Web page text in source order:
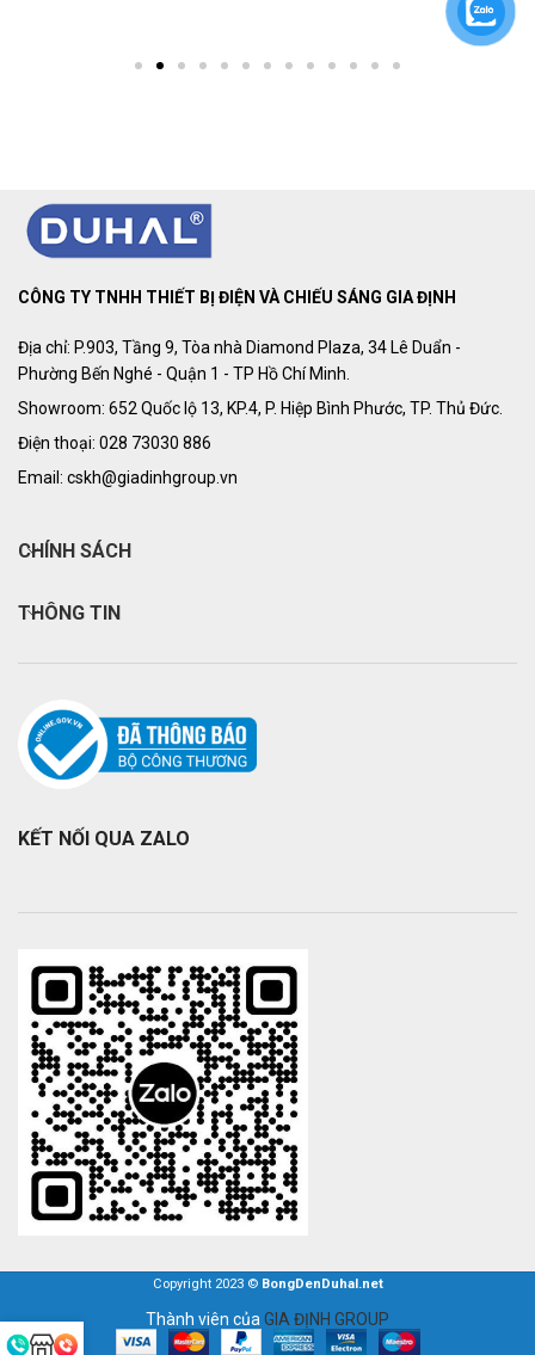
CÔNG TY TNHH THIẾT BỊ ĐIỆN VÀ CHIẾU SÁNG GIA ĐỊNH
Địa chỉ: P.903, Tầng 9, Tòa nhà Diamond Plaza, 34 Lê Duẩn -
Phường Bến Nghé - Quận 1 - TP Hồ Chí Minh.
Showroom: 652 Quốc lộ 13, KP.4, P. Hiệp Bình Phước, TP. Thủ Đức.
Điện thoại: 028 73030 886
Email: cskh@giadinhgroup.vn
CHÍNH SÁCH
THÔNG TIN
KẾT NỐI QUA ZALO
Copyright 2023 © BongDenDuhal.net
Thành viên của GIA ĐỊNH GROUP